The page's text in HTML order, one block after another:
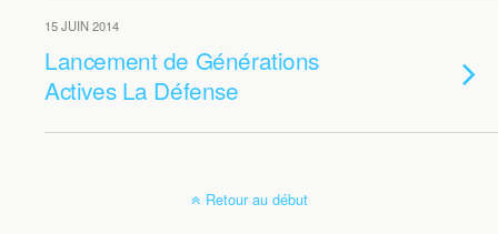
15 JUIN 2014
Lancement de Générations
Actives La Défense
Retour au début